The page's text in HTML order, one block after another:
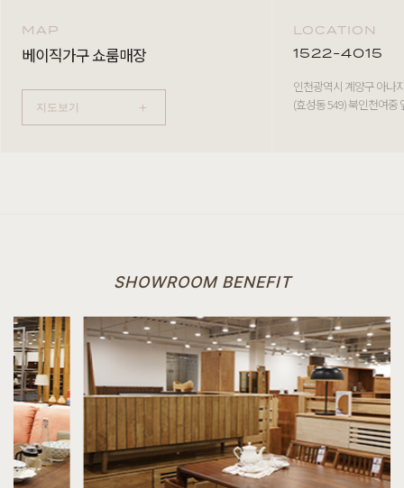
MAP
베이직가구 쇼룸매장
지도보기 +
LOCATION
1522-4015
인천광역시 계양구 아나
(효성동 549) 북인천여중
SHOWROOM BENEFIT